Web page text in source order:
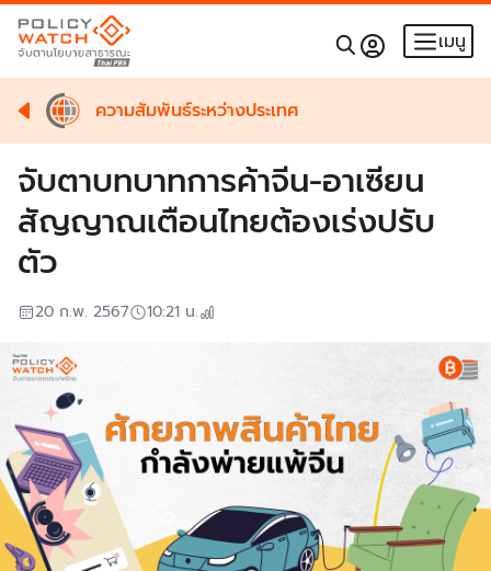
เมนู
ความสัมพันธ์ระหว่างประเทศ
จับตาบทบาทการค้าจีน-อาเซียน
สัญญาณเตือนไทยต้องเร่งปรับ
ตัว
20 ก.พ. 2567 10:21 น.